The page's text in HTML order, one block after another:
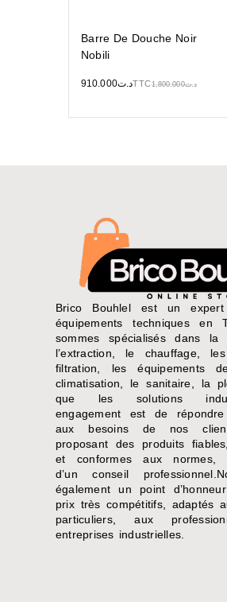
Barre De Douche Noir
Nobili
د.ت1,800.000 د.ت910.000 TTC
Brico Bouhlel est un
équipements techniques en
sommes spécialisés dans la
l’extraction, le chauffage,
filtration, les équipements
climatisation, le sanitaire, la
que les solutions
engagement est de répondre
aux besoins de nos
proposant des produits
et conformes aux normes,
d’un conseil
également un point
prix très compétitifs, adaptés
particuliers, aux
entreprises industrielles.